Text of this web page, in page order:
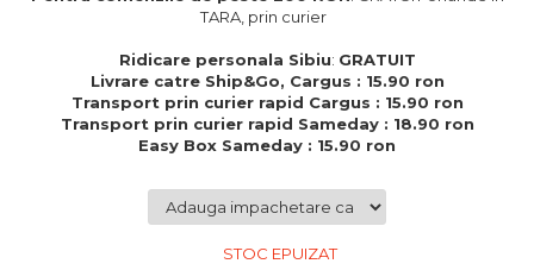
piele naturala
Produse personalizate pentru
nunti si botezuri
TARA, prin curier
Ridicare personala Sibiu: GRATUIT
Livrare catre Ship&Go, Cargus : 15.90 ron
Transport prin curier rapid Cargus : 15.90 ron
Transport prin curier rapid Sameday : 18.90 ron
Easy Box Sameday : 15.90 ron
STOC EPUIZAT